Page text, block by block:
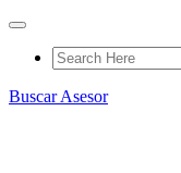
Buscar Asesor